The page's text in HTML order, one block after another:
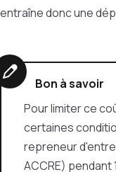
entraîne donc une
Bon à savoir
Pour limiter ce
certaines
repreneur
ACCRE) pendant